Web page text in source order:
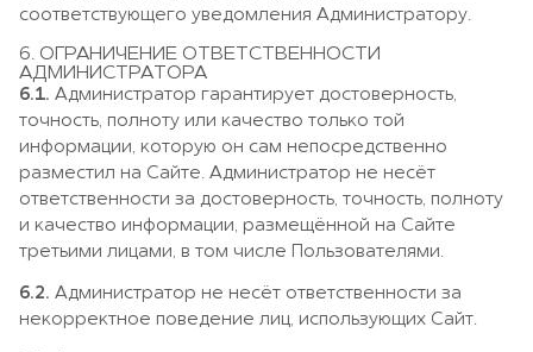
соответствующего уведомления Администратору.
6. ОГРАНИЧЕНИЕ ОТВЕТСТВЕННОСТИ
АДМИНИСТРАТОРА
6.1. Администратор гарантирует достоверность,
точность, полноту или качество только той
информации, которую он сам непосредственно
разместил на Сайте. Администратор не несёт
ответственности за достоверность, точность, полноту
и качество информации, размещённой на Сайте
третьими лицами, в том числе Пользователями.
6.2. Администратор не несёт ответственности за
некорректное поведение лиц, использующих Сайт.